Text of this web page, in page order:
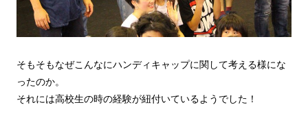
そもそもなぜこんなにハンディキャップに関して考える様にな
ったのか。
それには高校生の時の経験が紐付いているようでした！